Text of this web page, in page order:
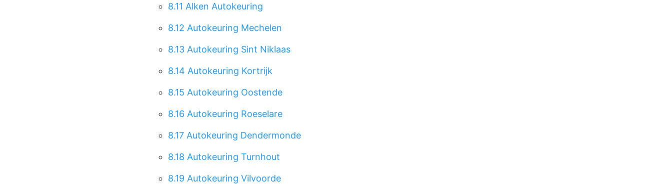
8.11 Alken Autokeuring
8.12 Autokeuring Mechelen
8.13 Autokeuring Sint Niklaas
8.14 Autokeuring Kortrijk
8.15 Autokeuring Oostende
8.16 Autokeuring Roeselare
8.17 Autokeuring Dendermonde
8.18 Autokeuring Turnhout
8.19 Autokeuring Vilvoorde